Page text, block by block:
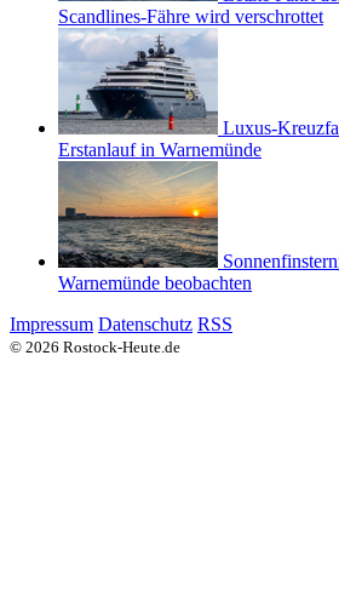
Scandlines-Fähre wird verschrottet
Luxus-
Erstanlauf in Warnemünde
Warnemünde beobachten
Impressum Datenschutz RSS
© 2026 Rostock-Heute.de